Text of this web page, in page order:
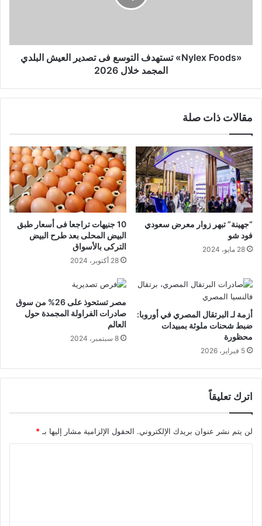
«Nylex Foods» تستهدف التوسع فى تصدير العيش البلدي
المجمد خلال 2026
مقالات ذات صلة
“جهينة” تبهر زوار معرض سعودي
فود شو
28 مايو، 2024
10 جنيهات تراجعا فى أسعار طبق
البيض المحلى بعد طرح البيض
التركى بالأسواق
28 أكتوبر، 2024
أزمة لـ البرتقال المصري في أوروبا:
ضبط شحنات ملوثة بمبيدات
محظورة
5 فبراير، 2026
مصر تستحوذ على 26% من سوق
صادرات الفراولة المجمدة حول
العالم
8 سبتمبر، 2024
اترك تعليقاً
لن يتم نشر عنوان بريدك الإلكتروني. الحقول الإلزامية مشار إليها بـ *